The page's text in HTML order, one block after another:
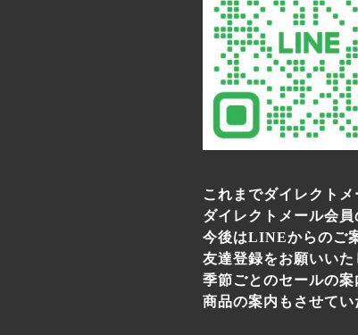
これまでダイレクト
ダイレクトメール会員
今後はLINEからのご
友達登録をお願いいた
季節ごとのセールの
商品の案内もさせて